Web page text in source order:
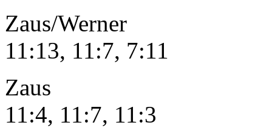
Zaus/Werner –
11:13, 11:7, 7:11
Zaus
11:4, 11:7, 11:3